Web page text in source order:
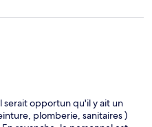
serait opportun qu'il y ait un
plomberie, sanitaires )